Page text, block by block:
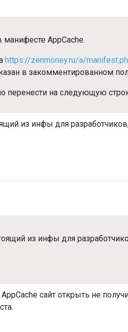
AppCache.
https://zenmoney.ru/a/
в закомментированном
перенести на следующую
из инфы для
из инфы для
сайт открыть не